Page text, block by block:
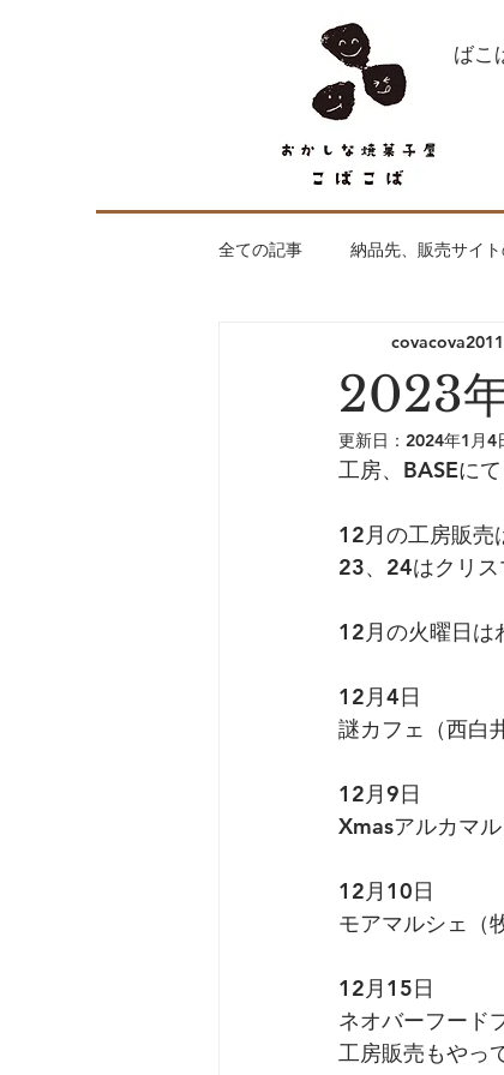
全ての記事 納品先、販売サイ
全く焼菓子が関係ない話
出店、納品のご依頼お待ちして
工房openday こばこばの
2023
covacova2011
更新日： 2024年1月4
工房、BASEに
12月の工房販
23、24はクリ
12月の火曜日は
12月4日
謎カフェ（西白
12月9日
Xmasアルカマ
12月10日
モアマルシェ（
12月15日
ネオバーフード
工房販売もやっ
what's こばこ